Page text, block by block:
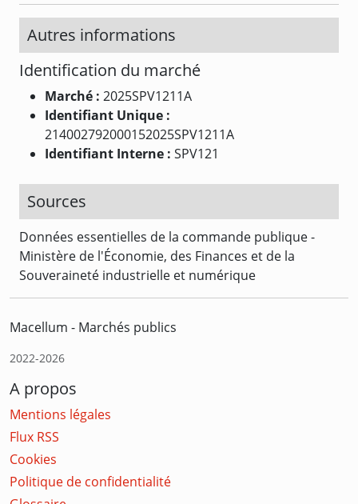
Autres informations
Identification du marché
Marché : 2025SPV1211A
Identifiant Unique :
214002792000152025SPV1211A
Identifiant Interne : SPV121
Sources
Données essentielles de la commande publique -
Ministère de l'Économie, des Finances et de la
Souveraineté industrielle et numérique
Macellum - Marchés publics
2022-2026
A propos
Mentions légales
Flux RSS
Cookies
Politique de confidentialité